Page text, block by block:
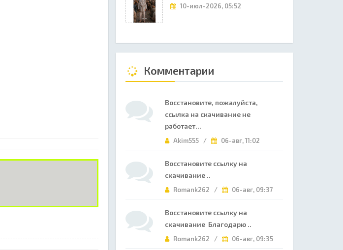
10-июл-2026, 05:52
Комментарии
Восстановите, пожалуйста,
ссылка на скачивание не
работает...
Akim555 / 06-авг, 11:02
Восстановите ссылку на
скачивание ..
Romank262 / 06-авг, 09:37
Восстановите ссылку на
скачивание Благодарю ..
Romank262 / 06-авг, 09:35